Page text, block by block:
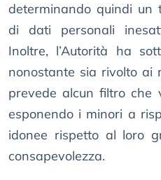
determinando quindi un
di dati personali
Inoltre, l’Autorità ha
nonostante sia rivolto ai
prevede alcun filtro che
esponendo i minori a
idonee rispetto al loro
consapevolezza.